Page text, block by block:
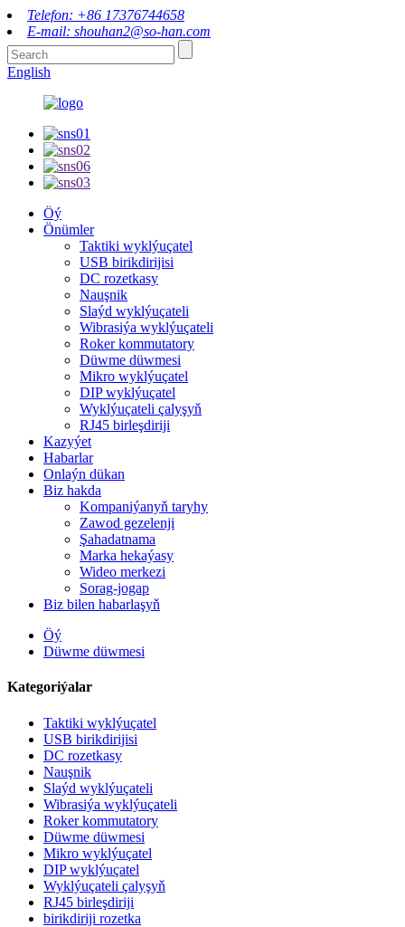
Telefon: +86 17376744658
E-mail: shouhan2@so-han.com
English
Öý
Önümler
Taktiki wyklýuçatel
USB birikdirijisi
DC rozetkasy
Nauşnik
Slaýd wyklýuçateli
Wibrasiýa wyklýuçateli
Roker kommutatory
Düwme düwmesi
Mikro wyklýuçatel
DIP wyklýuçatel
Wyklýuçateli çalyşyň
RJ45 birleşdiriji
Kazyýet
Habarlar
Onlaýn dükan
Biz hakda
Kompaniýanyň taryhy
Zawod gezelenji
Şahadatnama
Marka hekaýasy
Wideo merkezi
Sorag-jogap
Biz bilen habarlaşyň
Öý
Düwme düwmesi
Kategoriýalar
Taktiki wyklýuçatel
USB birikdirijisi
DC rozetkasy
Nauşnik
Slaýd wyklýuçateli
Wibrasiýa wyklýuçateli
Roker kommutatory
Düwme düwmesi
Mikro wyklýuçatel
DIP wyklýuçatel
Wyklýuçateli çalyşyň
RJ45 birleşdiriji
birikdiriji rozetka